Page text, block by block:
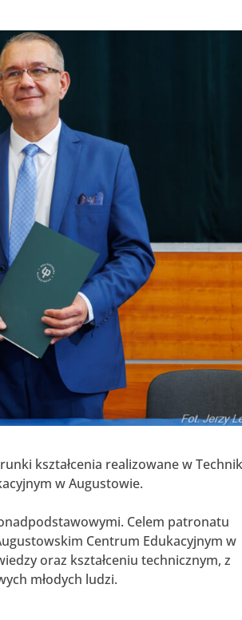
kształcenia realizowane w
w Augustowie.
Celem patronatu
Centrum Edukacyjnym w
oraz kształceniu technicznym, z
młodych ludzi.